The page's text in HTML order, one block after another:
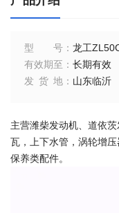
型号 ： 龙工
有效期至 ： 长期有效
发货地 ： 山东临沂
主营潍柴发动机、道依
瓦，上下水管，涡轮增
保养类配件。